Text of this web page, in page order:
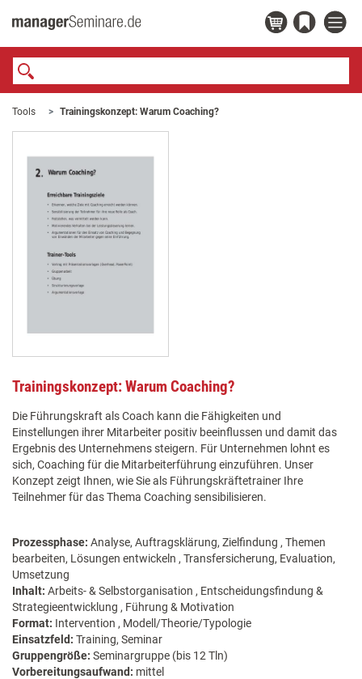
Tools Trainingskonzept: Warum Coaching?
Trainingskonzept: Warum Coaching?
Die Führungskraft als Coach kann die Fähigkeiten und
Einstellungen ihrer Mitarbeiter positiv beeinflussen und damit das
Ergebnis des Unternehmens steigern. Für Unternehmen lohnt es
sich, Coaching für die Mitarbeiterführung einzuführen. Unser
Konzept zeigt Ihnen, wie Sie als Führungskräftetrainer Ihre
Teilnehmer für das Thema Coaching sensibilisieren.
Prozessphase: Analyse, Auftragsklärung, Zielfindung , Themen
bearbeiten, Lösungen entwickeln , Transfersicherung, Evaluation,
Umsetzung
Inhalt: Arbeits- & Selbstorganisation , Entscheidungsfindung &
Strategieentwicklung , Führung & Motivation
Format: Intervention , Modell/Theorie/Typologie
Einsatzfeld: Training, Seminar
Gruppengröße: Seminargruppe (bis 12 Tln)
Vorbereitungsaufwand: mittel